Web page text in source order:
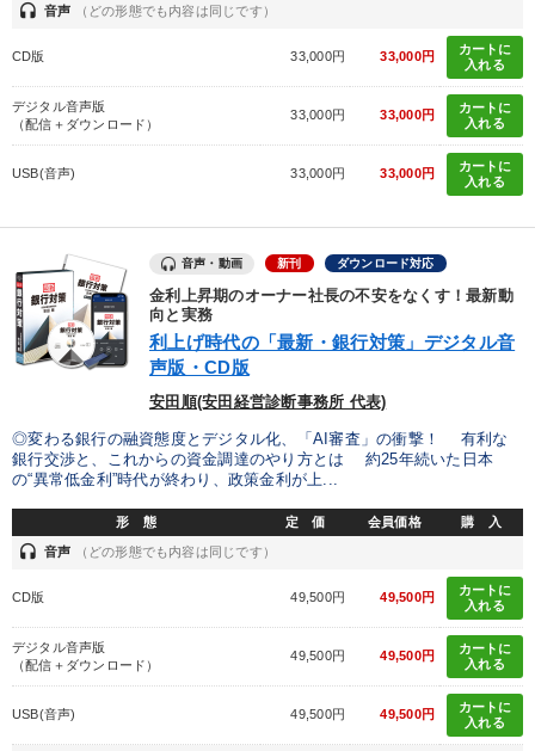
全国経営者セミナー収録〈売れ筋・人気ランキング〉＆新刊・好
評講話
148回夏季大会
2025年夏季全国経営者セミナー収録講演ＣＤ・講演ＤＶＤ・デジ
タル版（音声／動画ストリーミング・ダウンロード）
集２タイトル
《強い財務を実践する経営者》講話４選
社員が自律的に動き出す組織づくり
組織を強化したい 新事業・新商品づくり
パフォーマンス向上 社員研修を行いたい
キーワード
資産運用 会長 株式投資
headset 音声 （どの形態でも内容は同じです）
CD版 33,000円 33,000円
カートに
入れる
デジタル音声版
（配信＋ダウンロード）
33,000円 33,000円
カートに
入れる
USB(音声) 33,000円 33,000円
カートに
入れる
音声・動画 新刊 ダウンロード対応
金利上昇期のオーナー社長の不安をなくす！最新動
向と実務
利上げ時代の「最新・銀行対策」デジタル音
声版・CD版
安田順(安田経営診断事務所 代表)
◎変わる銀行の融資態度とデジタル化、「AI審査」の衝撃！ 有利な
銀行交渉と、これからの資金調達のやり方とは 約25年続いた日本
の“異常低金利”時代が終わり、政策金利が上...
形 態 定 価 会員価格 購 入
headset 音声 （どの形態でも内容は同じです）
CD版 49,500円 49,500円
カートに
入れる
デジタル音声版
（配信＋ダウンロード）
49,500円 49,500円
カートに
入れる
USB(音声) 49,500円 49,500円
カートに
入れる